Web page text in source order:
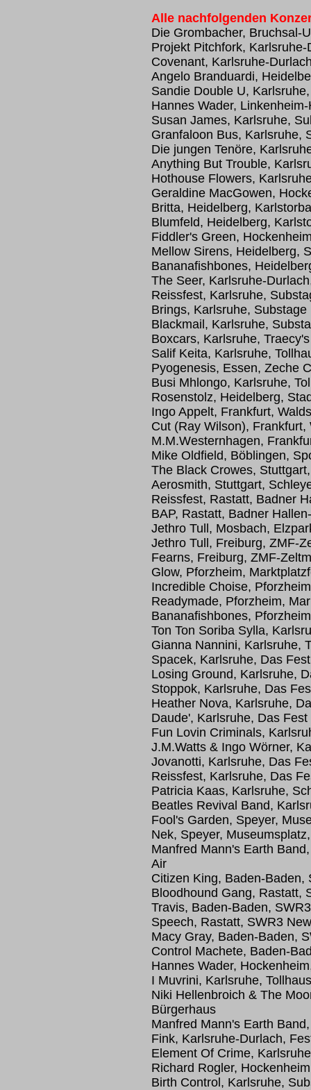
Alle nachfolgenden
Die Grombacher, Bruchsal-
Projekt Pitchfork,
Covenant, Karlsruhe-
Angelo Branduardi,
Sandie Double U,
Hannes Wader,
Susan James, Karlsruhe,
Granfaloon Bus, Karlsruhe,
Die jungen Tenöre,
Anything But Trouble,
Hothouse Flowers,
Geraldine MacGowen,
Britta, Heidelberg,
Blumfeld, Heidelberg,
Fiddler's Green,
Mellow Sirens, Heidelberg,
Bananafishbones,
The Seer, Karlsruhe-
Reissfest, Karlsruhe,
Brings, Karlsruhe, Substage
Blackmail, Karlsruhe,
Boxcars, Karlsruhe,
Salif Keita, Karlsruhe,
Pyogenesis, Essen, Zeche
Busi Mhlongo, Karlsruhe,
Rosenstolz, Heidelberg,
Ingo Appelt, Frankfurt,
Cut (Ray Wilson),
M.M.Westernhagen,
Mike Oldfield, Böblingen,
The Black Crowes,
Aerosmith, Stuttgart,
Reissfest, Rastatt, Badner
BAP, Rastatt, Badner
Jethro Tull, Mosbach,
Jethro Tull, Freiburg, ZMF-
Fearns, Freiburg, ZMF-
Glow, Pforzheim,
Incredible Choise,
Readymade, Pforzheim,
Bananafishbones,
Ton Ton Soriba Sylla,
Gianna Nannini, Karlsruhe,
Spacek, Karlsruhe, Das
Losing Ground, Karlsruhe,
Stoppok, Karlsruhe, Das
Heather Nova, Karlsruhe,
Daude', Karlsruhe, Das
Fun Lovin Criminals,
J.M.Watts & Ingo Wörner,
Jovanotti, Karlsruhe, Das
Reissfest, Karlsruhe, Das
Patricia Kaas, Karlsruhe,
Beatles Revival Band,
Fool's Garden, Speyer,
Nek, Speyer,
Manfred Mann's Earth
Air
Citizen King, Baden-Baden,
Bloodhound Gang, Rastatt,
Travis, Baden-Baden,
Speech, Rastatt, SWR3
Macy Gray, Baden-Baden,
Control Machete, Baden-
Hannes Wader,
I Muvrini, Karlsruhe, Tollhaus
Niki Hellenbroich & The
Bürgerhaus
Manfred Mann's Earth
Fink, Karlsruhe-Durlach,
Element Of Crime,
Richard Rogler,
Birth Control, Karlsruhe,